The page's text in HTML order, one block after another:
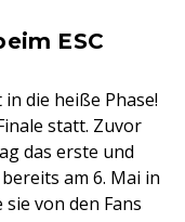
ESC
in die heiße Phase!
statt. Zuvor
das erste und
am 6. Mai in
von den Fans